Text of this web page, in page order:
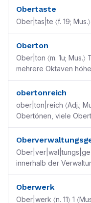
Obertaste
Ober|tas|te 〈f. 19;
Oberton
Ober|ton 〈m. 1u;
mehrere Oktaven
obertonreich
ober|ton|reich 〈Adj.; Mus.〉 reich an
Obertönen, viele
innerhalb der
angesiedelte
Oberwerk
Ober|werk 〈n. 11〉 1